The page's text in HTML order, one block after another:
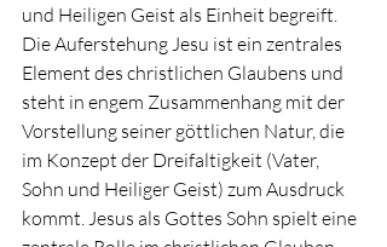
und Heiligen Geist als Einheit begreift.
Die Auferstehung Jesu ist ein zentrales
Element des christlichen Glaubens und
steht in engem Zusammenhang mit der
Vorstellung seiner göttlichen Natur, die
im Konzept der Dreifaltigkeit (Vater,
Sohn und Heiliger Geist) zum Ausdruck
kommt. Jesus als Gottes Sohn spielt eine